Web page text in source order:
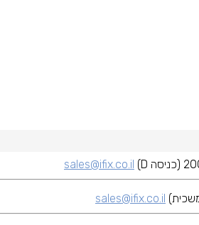
sales@ifix.co.il
sales@ifix.co.il